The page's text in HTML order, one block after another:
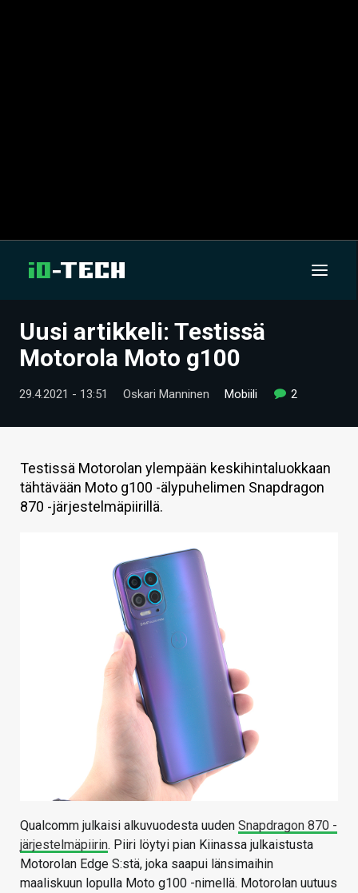
UUTISET
TIETOA
HINTA.FI
Uusi artikkeli: Testissä
Motorola Moto g100
29.4.2021 - 13:51 Oskari Manninen Mobiili 2
Testissä Motorolan ylempään keskihintaluokkaan
tähtävään Moto g100 -älypuhelimen Snapdragon
870 -järjestelmäpiirillä.
Qualcomm julkaisi alkuvuodesta uuden Snapdragon 870 -
järjestelmäpiirin. Piiri löytyi pian Kiinassa julkaistusta
Motorolan Edge S:stä, joka saapui länsimaihin
maaliskuun lopulla Moto g100 -nimellä. Motorolan uutuus